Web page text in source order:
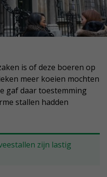
is of deze boeren op
meer koeien mochten
gaf daar toestemming
stallen hadden
zijn lastig